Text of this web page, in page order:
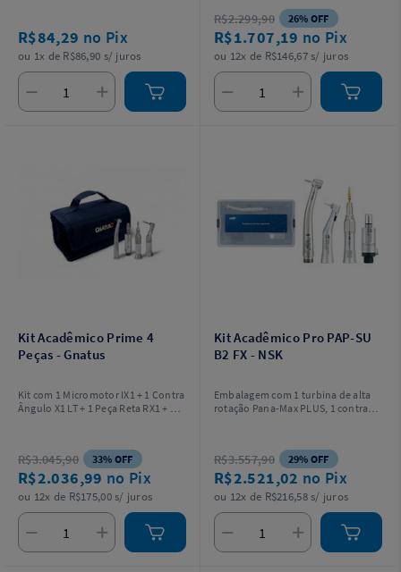
R$84,29 no Pix
ou 1x de R$86,90 s/ juros
aplicador alta e baixa rotação e 1
mochila. Não acompanha estojo.
R$2.299,90 26% OFF
R$1.707,19 no Pix
ou 12x de R$146,67 s/ juros
Kit Acadêmico Prime 4
Peças - Gnatus
Kit com 1 Micromotor IX1 + 1 Contra
Ângulo X1 LT + 1 Peça Reta RX1 + 1
R$3.045,90 33% OFF
R$2.036,99 no Pix
ou 12x de R$175,00 s/ juros
Kit Acadêmico Pro PAP-SU
B2 FX - NSK
Embalagem com 1 turbina de alta
rotação Pana-Max PLUS, 1 contra
peça reta FX65 e acessórios.
R$3.557,90 29% OFF
R$2.521,02 no Pix
ou 12x de R$216,58 s/ juros